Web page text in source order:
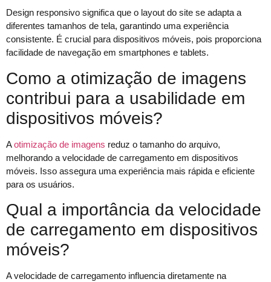
Design responsivo significa que o layout do site se adapta a
diferentes tamanhos de tela, garantindo uma experiência
consistente. É crucial para dispositivos móveis, pois proporciona
facilidade de navegação em smartphones e tablets.
Como a otimização de imagens
contribui para a usabilidade em
dispositivos móveis?
Aotimização de imagens reduz o tamanho do arquivo,
melhorando a velocidade de carregamento em dispositivos
móveis. Isso assegura uma experiência mais rápida e eficiente
para os usuários.
Qual a importância da velocidade
de carregamento em dispositivos
móveis?
A velocidade de carregamento influencia diretamente na